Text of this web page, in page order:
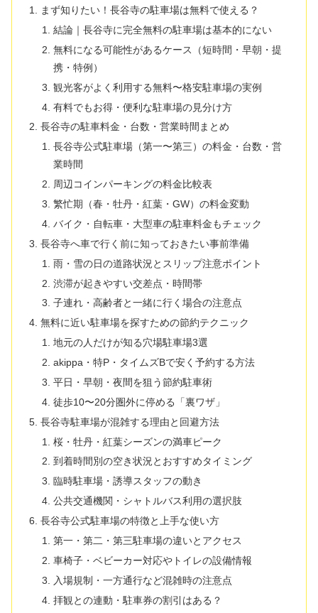
まず知りたい！長谷寺の駐車場は無料で使える？
結論｜長谷寺に完全無料の駐車場は基本的にない
無料になる可能性があるケース（短時間・早朝・提
携・特例）
観光客がよく利用する無料〜格安駐車場の実例
有料でもお得・便利な駐車場の見分け方
長谷寺の駐車料金・台数・営業時間まとめ
長谷寺公式駐車場（第一〜第三）の料金・台数・営
業時間
周辺コインパーキングの料金比較表
繁忙期（春・牡丹・紅葉・GW）の料金変動
バイク・自転車・大型車の駐車料金もチェック
長谷寺へ車で行く前に知っておきたい事前準備
雨・雪の日の道路状況とスリップ注意ポイント
渋滞が起きやすい交差点・時間帯
子連れ・高齢者と一緒に行く場合の注意点
無料に近い駐車場を探すための節約テクニック
地元の人だけが知る穴場駐車場3選
akippa・特P・タイムズBで安く予約する方法
平日・早朝・夜間を狙う節約駐車術
徒歩10〜20分圏外に停める「裏ワザ」
長谷寺駐車場が混雑する理由と回避方法
桜・牡丹・紅葉シーズンの満車ピーク
到着時間別の空き状況とおすすめタイミング
臨時駐車場・誘導スタッフの動き
公共交通機関・シャトルバス利用の選択肢
長谷寺公式駐車場の特徴と上手な使い方
第一・第二・第三駐車場の違いとアクセス
車椅子・ベビーカー対応やトイレの設備情報
入場規制・一方通行など混雑時の注意点
拝観との連動・駐車券の割引はある？